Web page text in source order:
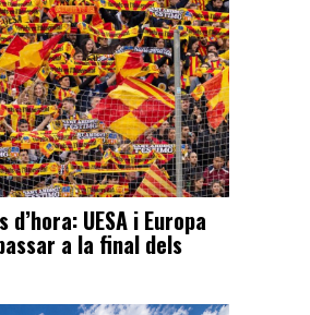
d’hora: UESA i Europa
a la final dels